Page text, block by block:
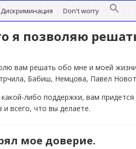
Дискриминация Don't worry
я позволяю
вам решать обо мне и моей
Бабиш, Немцова, Павел
либо поддержки, вам
и всего, что вы делаете.
мое доверие.